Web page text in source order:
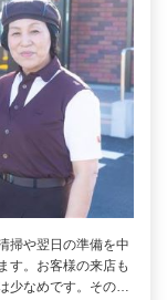
掃や翌日の準備を中
す。お客様の来店も
少なめです。その…